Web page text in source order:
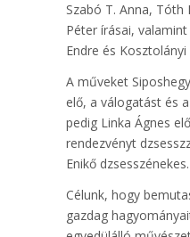
Szabó T. Anna, Tóth
Péter írásai,
Endre és
A műveket
elő, a válogatást és
pedig Linka Ágnes
rendezvényt
Enikő dzsesszénekes.
Célunk, hogy
gazdag